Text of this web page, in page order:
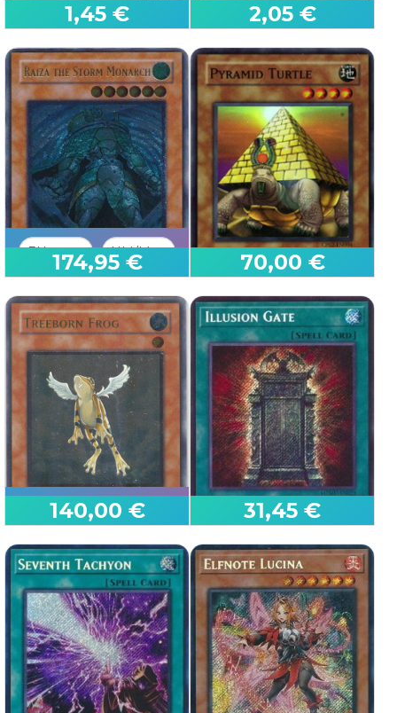
First Edition
Re dei Fantasmi
Maze of Muertos
1,45 €
First Edition
Hecamani Ibtel
Phantom Revenge
2,05 €
First Edition
Raiza il Monarca della
Tempesta (V.2 - Ultimate
Ra
Force of the Breaker
174,95 €
Tartaruga Piramide
Champion Pack: Game 02
70,00 €
First Edition
Rana degli Alberi (V.2 -
Ultimate Rare)
Shadow of Infinity
140,00 €
First Edition
Cancello Illusione
Maze of Muertos
31,45 €